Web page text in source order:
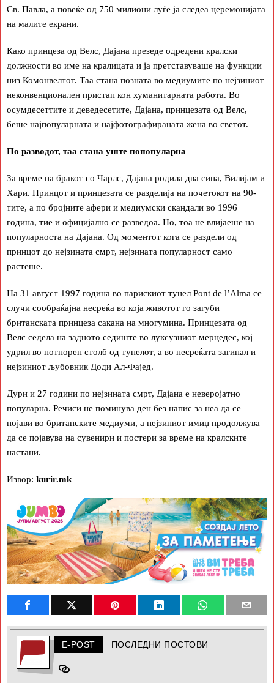
Св. Павла, а повеќе од 750 милиони луѓе ја следеа церемонијата
на малите екрани.
Како принцеза од Велс, Дајана презеде одредени кралски
должности во име на кралицата и ја претставуваше на функции
низ Комонвелтот. Таа стана позната во медиумите по нејзиниот
неконвенционален пристап кон хуманитарната работа. Во
осумдесеттите и деведесетите, Дајана, принцезата од Велс,
беше најпопуларната и најфотографираната жена во светот.
По разводот, таа стана уште попопуларна
За време на бракот со Чарлс, Дајана родила два сина, Вилијам и
Хари. Принцот и принцезата се разделија на почетокот на 90-
тите, а по бројните афери и медиумски скандали во 1996
година, тие и официјално се разведоа. Но, тоа не влијаеше на
популарноста на Дајана. Од моментот кога се раздели од
принцот до нејзината смрт, нејзината популарност само
растеше.
На 31 август 1997 година во парискиот тунел Pont de l’Alma се
случи сообраќајна несреќа во која животот го загуби
британската принцеза сакана на многумина. Принцезата од
Велс седела на задното седиште во луксузниот мерцедес, кој
удрил во потпорен столб од тунелот, а во несреќата загинал и
нејзиниот љубовник Доди Ал-Фајед.
Дури и 27 години по нејзината смрт, Дајана е неверојатно
популарна. Речиси не поминува ден без напис за неа да се
појави во британските медиуми, а нејзиниот имиџ продолжува
да се појавува на сувенири и постери за време на кралските
настани.
Извор: kurir.mk
E-POST ПОСЛЕДНИ ПОСТОВИ